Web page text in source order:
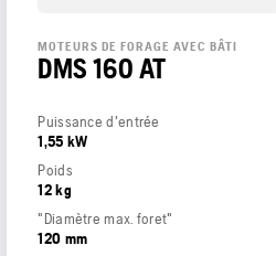
MOTEURS DE FORAGE AVEC BÂTI
DMS 160 AT
Puissance d'entrée
1,55 kW
Poids
12 kg
"Diamètre max. foret"
120 mm